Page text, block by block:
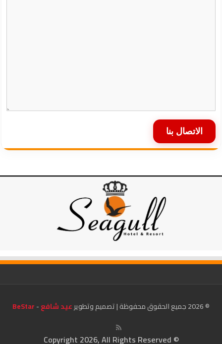
الاتصال بنا
© 2026 جميع الحقوق محفوظة | تصميم وتطوير عيد شافع-
BeStar
© Copyright 2026, All Rights Reserved